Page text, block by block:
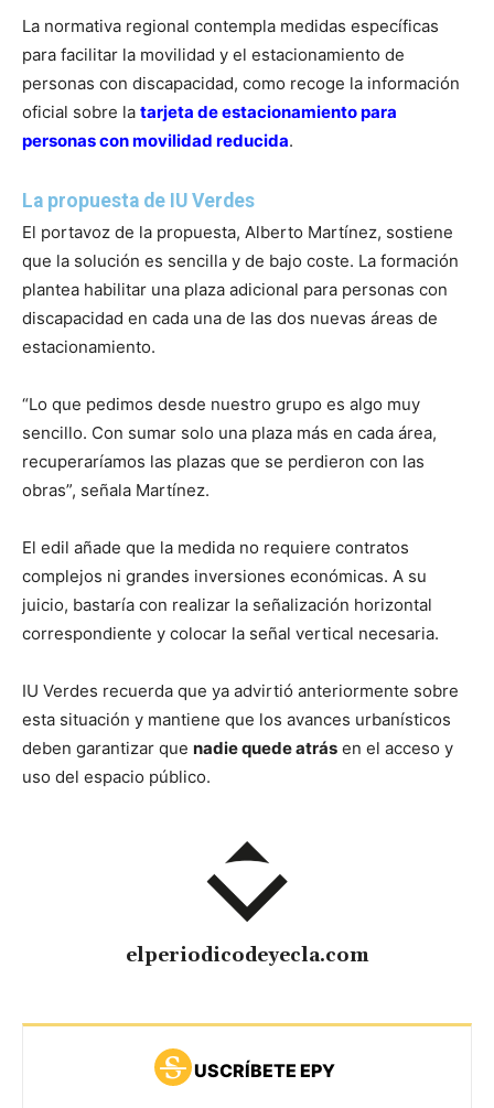
La normativa regional contempla medidas específicas
para facilitar la movilidad y el estacionamiento de
personas con discapacidad, como recoge la información
oficial sobre la tarjeta de estacionamiento para
personas con movilidad reducida.
La propuesta de IU Verdes
El portavoz de la propuesta, Alberto Martínez, sostiene
que la solución es sencilla y de bajo coste. La formación
plantea habilitar una plaza adicional para personas con
discapacidad en cada una de las dos nuevas áreas de
estacionamiento.
“Lo que pedimos desde nuestro grupo es algo muy
sencillo. Con sumar solo una plaza más en cada área,
recuperaríamos las plazas que se perdieron con las
obras”, señala Martínez.
El edil añade que la medida no requiere contratos
complejos ni grandes inversiones económicas. A su
juicio, bastaría con realizar la señalización horizontal
correspondiente y colocar la señal vertical necesaria.
IU Verdes recuerda que ya advirtió anteriormente sobre
esta situación y mantiene que los avances urbanísticos
deben garantizar que nadie quede atrás en el acceso y
uso del espacio público.
elperiodicodeyecla.com
USCRÍBETE EPY